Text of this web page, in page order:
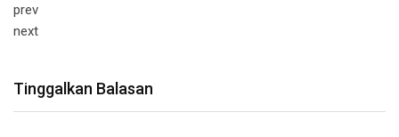
prev
next
Tinggalkan Balasan